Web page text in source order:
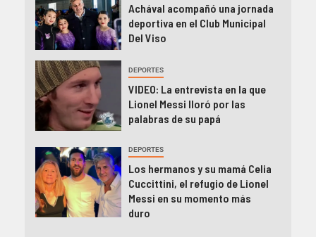
Achával acompañó una jornada
deportiva en el Club Municipal
Del Viso
DEPORTES
VIDEO: La entrevista en la que
Lionel Messi lloró por las
palabras de su papá
DEPORTES
Los hermanos y su mamá Celia
Cuccittini, el refugio de Lionel
Messi en su momento más
duro